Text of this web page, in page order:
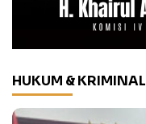
HUKUM & KRIMINAL